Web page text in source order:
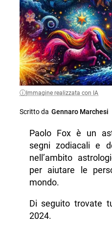
Immagine realizzata con IA
Scritto da Gennaro Marchesi
Paolo Fox è un
segni zodiacali e
nell’ambito
per aiutare le
mondo.
Di seguito trovate
2024.